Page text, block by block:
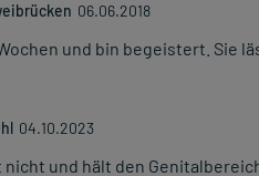
06.06.2018
und bin begeistert. Sie
04.10.2023
und hält den